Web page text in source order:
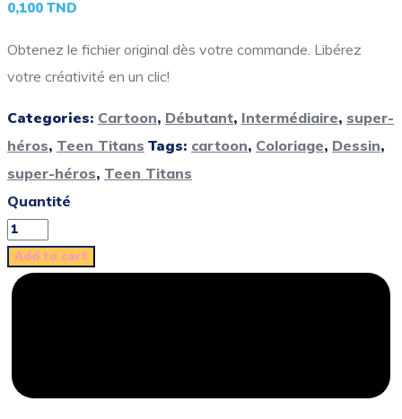
0,100 TND
Obtenez le fichier original dès votre commande. Libérez
votre créativité en un clic!
Categories: Cartoon, Débutant, Intermédiaire, super-
héros, Teen Titans Tags: cartoon, Coloriage, Dessin,
super-héros, Teen Titans
Quantité
Add to cart